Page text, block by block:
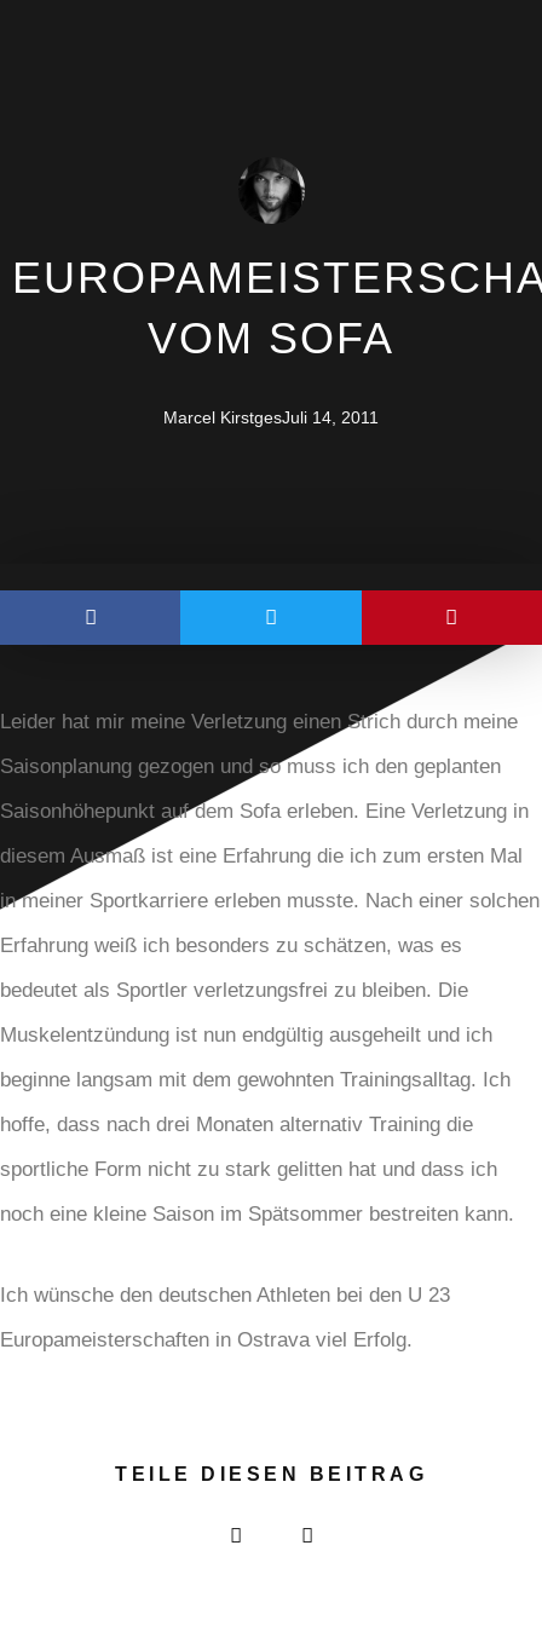
VOM SOFA
Marcel KirstgesJuli 14, 2011
Leider hat mir meine Verletzung einen Strich durch meine
Saisonplanung gezogen und so muss ich den geplanten
Saisonhöhepunkt auf dem Sofa erleben. Eine Verletzung in
diesem Ausmaß ist eine Erfahrung die ich zum ersten Mal
in meiner Sportkarriere erleben musste. Nach einer solchen
Erfahrung weiß ich besonders zu schätzen, was es
bedeutet als Sportler verletzungsfrei zu bleiben. Die
Muskelentzündung ist nun endgültig ausgeheilt und ich
beginne langsam mit dem gewohnten Trainingsalltag. Ich
hoffe, dass nach drei Monaten alternativ Training die
sportliche Form nicht zu stark gelitten hat und dass ich
noch eine kleine Saison im Spätsommer bestreiten kann.
Ich wünsche den deutschen Athleten bei den U 23
Europameisterschaften in Ostrava viel Erfolg.
TEILE DIESEN BEITRAG